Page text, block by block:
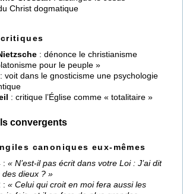
Christ dogmatique
: dénonce le christianisme
pour le peuple »
: voit dans le gnosticisme une psychologie
: critique l’Église comme « totalitaire »
convergents
canoniques eux-mêmes
: « N’est-il pas écrit dans votre Loi : J’ai dit
des dieux ? »
: « Celui qui croit en moi fera aussi les